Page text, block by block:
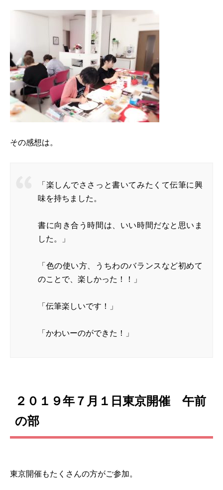
その感想は。
「楽しんでささっと書いてみたくて伝筆に興
味を持ちました。
書に向き合う時間は、いい時間だなと思いま
した。」
「色の使い方、うちわのバランスなど初めて
のことで、楽しかった！！」
「伝筆楽しいです！」
「かわいーのができた！」
２０１９年７月１日東京開催 午前
の部
東京開催もたくさんの方がご参加。